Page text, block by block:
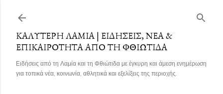
ΚΑΛΎΤΕΡΗ ΛΑΜΊΑ | ΕΙΔΉΣΕΙΣ, ΝΈΑ &
ΕΠΙΚΑΙΡΌΤΗΤΑ ΑΠΌ ΤΗ ΦΘΙΏΤΙΔΑ
Ειδήσεις από τη Λαμία και τη Φθιώτιδα με έγκυρη και άμεση ενημέρωση
για τοπικά νέα, κοινωνία, αθλητικά και εξελίξεις της περιοχής.